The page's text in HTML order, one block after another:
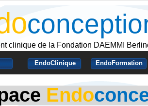
clinique de la Fondation DAEMMI
EndoClinique EndoFormation
Endo